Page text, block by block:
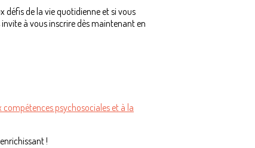
défis de la vie quotidienne et si vous
à vous inscrire dès maintenant en
psychosociales et à la
!